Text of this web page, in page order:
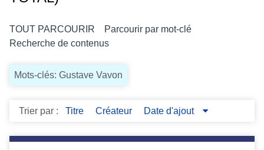
TOUT PARCOURIR
Parcourir par mot-clé
Recherche de contenus
Mots-clés: Gustave Vavon
Trier par : Titre Créateur Date d'ajout